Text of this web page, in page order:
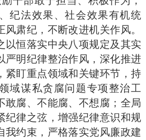
纪法效果、社会效果有机统
风肃纪，不断改进机关作风。
以恒落实中央八项规定及其实
严明纪律整治作风，深化推进
紧盯重点领域和关键环节，持
域谋私贪腐问题专项整治工
敢腐、不能腐、不想腐；全局
纪律之弦，增强纪律意识和规
我约束，严格落实党风廉政建